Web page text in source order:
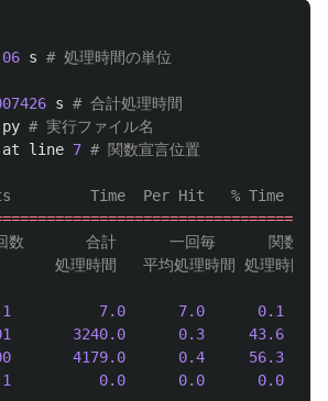
s
s
py
at line 7
数       合計      一回毎      関数内
1 7.0 7.0
0.1
3240.0 0.3
43.6
4179.0 0.4
56.3
1 0.0 0.0 0.0